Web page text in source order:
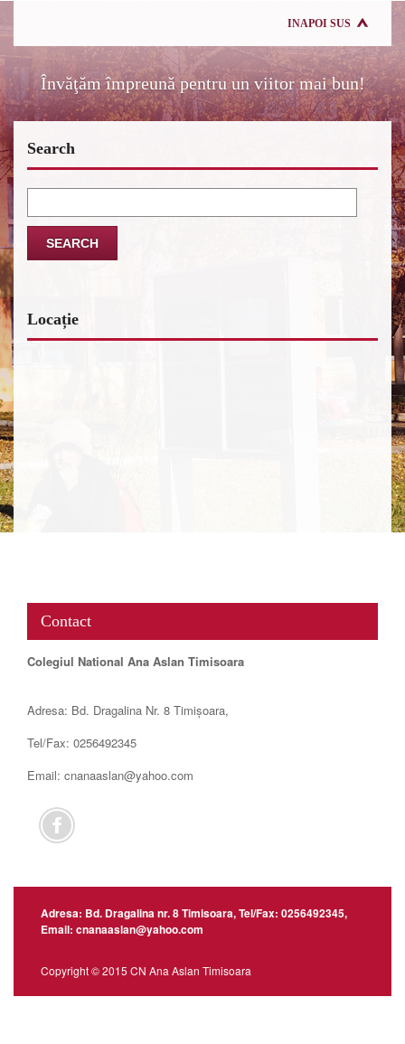
INAPOI SUS
Învăţăm împreună pentru un viitor mai bun!
Search
for:
Locație
Contact
Colegiul National Ana Aslan Timisoara
Adresa: Bd. Dragalina Nr. 8 Timișoara,
Tel/Fax: 0256492345
Email: cnanaaslan@yahoo.com
Adresa: Bd. Dragalina nr. 8 Timisoara, Tel/Fax: 0256492345,
Email: cnanaaslan@yahoo.com
Copyright © 2015 CN Ana Aslan Timisoara